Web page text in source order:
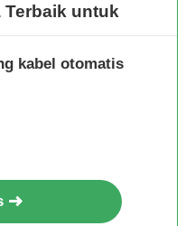
Terbaik untuk
kabel otomatis